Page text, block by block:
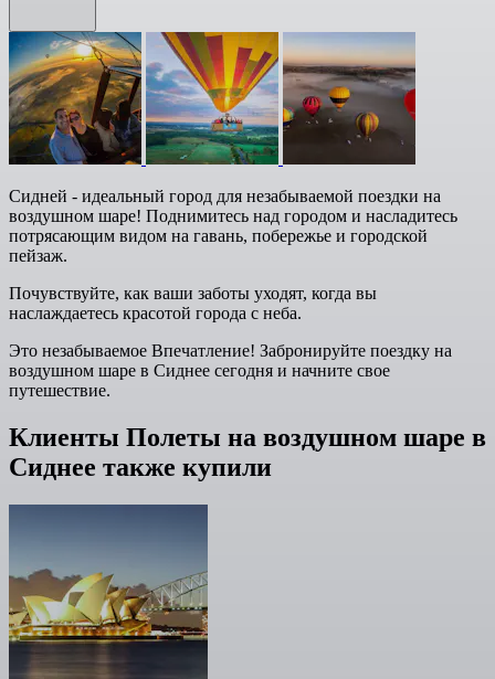
Сидней - идеальный город для незабываемой поездки на
воздушном шаре! Поднимитесь над городом и насладитесь
потрясающим видом на гавань, побережье и городской
пейзаж.
Почувствуйте, как ваши заботы уходят, когда вы
наслаждаетесь красотой города с неба.
Это незабываемое Впечатление! Забронируйте поездку на
воздушном шаре в Сиднее сегодня и начните свое
путешествие.
Клиенты Полеты на воздушном шаре в
Сиднее также купили